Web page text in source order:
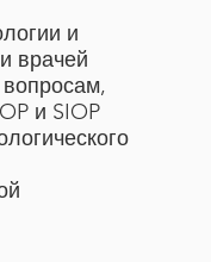
и
врачей
и SIOP